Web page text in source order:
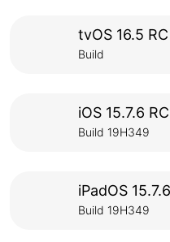
tvOS 16.5 RC
Build
iOS 15.7.6 RC
Build 19H349
iPadOS
Build 19H349